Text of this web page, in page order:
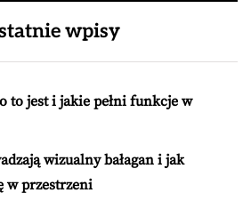
wpisy
to jest i jakie pełni funkcje w
wizualny bałagan i jak
w przestrzeni